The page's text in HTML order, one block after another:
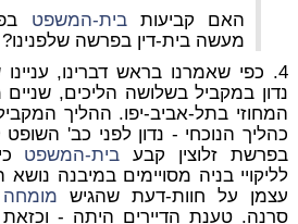
האם קביעותבית-המשפט
מעשה בית-דין בפרשה שלפנינו?
4. כפי שאמרנו בראש דברינו,
נדון במקביל בשלושה הליכים,
המחוזי בתל-אביב-יפו. ההליך
כהליך הנוכחי - נדון לפני כב' השופט
בפרשת זלוצין קבע בית-המשפט
לליקויי בניה מסויימים במיבנה נושא
עצמן על חוות-דעת שהגיש מומחה
סרנה. טענת הדיירים היתה - וכזאת